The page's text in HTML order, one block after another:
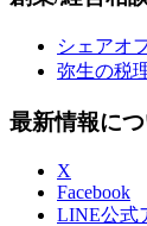
シェアオ
弥生の税
最新情報に
X
Facebook
LINE公式